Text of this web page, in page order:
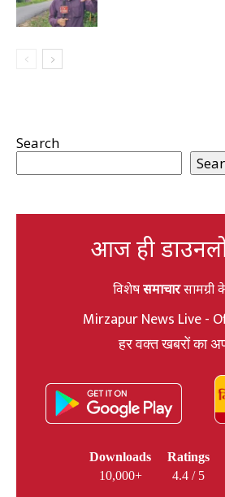
Search
आज ही
विशेषसमाचारसामग्री
Mirzapur News Live -
हर वक्त खबरों का
Downloads
10,000+
Ratings
4.4 / 5